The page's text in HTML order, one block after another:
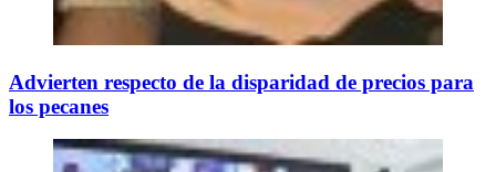
Advierten respecto de la disparidad de precios para
los pecanes